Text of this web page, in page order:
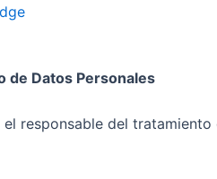
de Datos Personales
el responsable del